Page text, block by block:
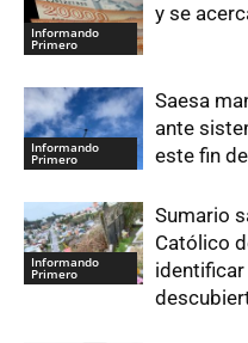
Informando
Primero
y se
Informando
Primero
Saesa
ante
este fin
Informando
Primero
Sumario
Católico
identificar